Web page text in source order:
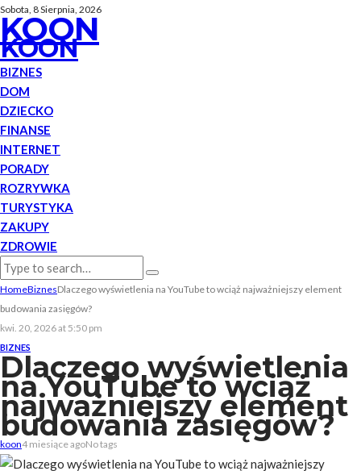
Sobota, 8 Sierpnia, 2026
KOON
KOON
BIZNES
DOM
DZIECKO
FINANSE
INTERNET
PORADY
ROZRYWKA
TURYSTYKA
ZAKUPY
ZDROWIE
HomeBiznesDlaczego wyświetlenia na YouTube to wciąż najważniejszy element
budowania zasięgów?
kwi. 20, 2026 at 5:50 pm
BIZNES
Dlaczego wyświetlenia
na YouTube to wciąż
najważniejszy element
budowania zasięgów?
koon4 miesiące agoNo tags